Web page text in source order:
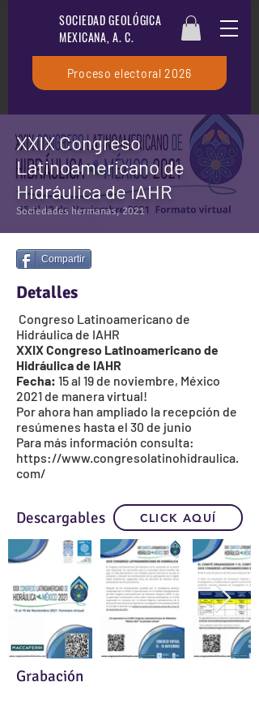
SOCIEDAD GEOLÓGICA
MEXICANA, A. C.
Proceso electoral 2026
XXIX Congreso
Latinoamericano de
Hidráulica de IAHR
Sociedades hermanas, 2021
Compartir
Detalles
Congreso Latinoamericano de
Hidráulica de IAHR
XXIXCongreso Latinoamericano de
Hidráulica de IAHR
Fecha: 15 al 19 de noviembre, México
2021 de manera virtual!
Por ahora han ampliado la recepción de
resúmenes hasta el 30 de junio
Para más información consulta:
https://www.congresolatinohidraulica.
com/
Descargables CLICK AQUÍ
Grabación